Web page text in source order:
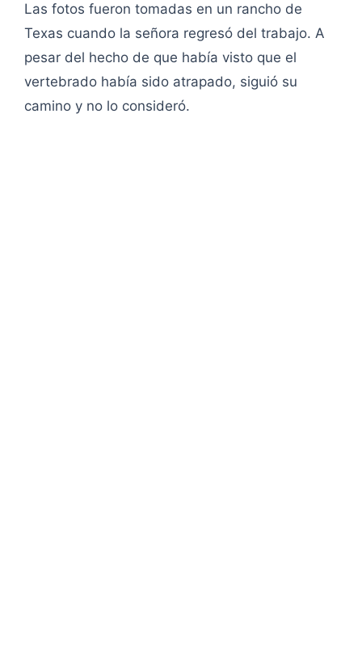
Las fotos fueron tomadas en un rancho de
Texas cuando la señora regresó del trabajo. A
pesar del hecho de que había visto que el
vertebrado había sido atrapado, siguió su
camino y no lo consideró.